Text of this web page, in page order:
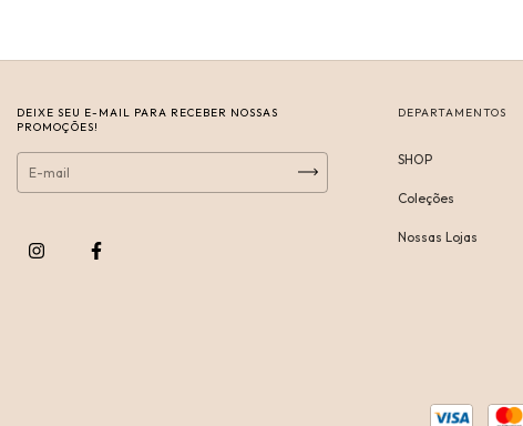
DEIXE SEU E-MAIL PARA RECEBER NOSSAS
PROMOÇÕES!
DEPARTAMENTOS
SHOP
Coleções
Nossas Lojas